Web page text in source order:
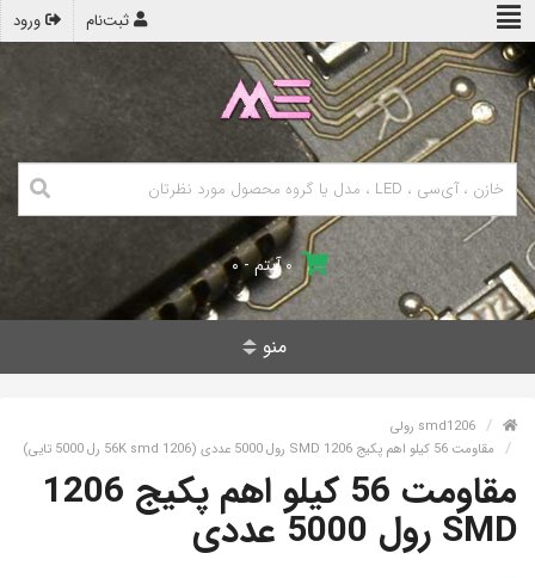
ورود ثبت‌نام
۰ آیتم - ۰
منو
smd1206 رولی
مقاومت 56 کیلو اهم پکیج 1206 SMD رول 5000 عددی (56K smd 1206 رل 5000 تایی)
مقاومت 56 کیلو اهم پکیج 1206
SMD رول 5000 عددی